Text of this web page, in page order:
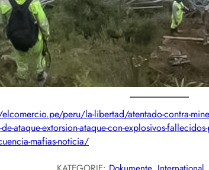
peru/la-libertad/atentado-contra-
ataque-extorsion-ataque-con-explosivos-
mafias-noticia/